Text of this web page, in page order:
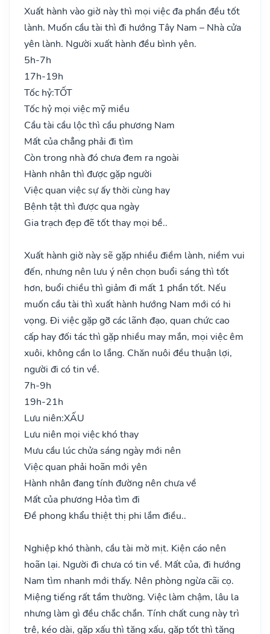
Xuất hành vào giờ này thì mọi việc đa phần đều tốt
lành. Muốn cầu tài thì đi hướng Tây Nam – Nhà cửa
yên lành. Người xuất hành đều bình yên.
5h-7h
17h-19h
Tốc hỷ:TỐT
Tốc hỷ mọi việc mỹ miều
Cầu tài cầu lộc thì cầu phương Nam
Mất của chẳng phải đi tìm
Còn trong nhà đó chưa đem ra ngoài
Hành nhân thì được gặp người
Việc quan việc sự ấy thời cùng hay
Bệnh tật thì được qua ngày
Gia trạch đẹp đẽ tốt thay mọi bề..
Xuất hành giờ này sẽ gặp nhiều điềm lành, niềm vui
đến, nhưng nên lưu ý nên chọn buổi sáng thì tốt
hơn, buổi chiều thì giảm đi mất 1 phần tốt. Nếu
muốn cầu tài thì xuất hành hướng Nam mới có hi
vọng. Đi việc gặp gỡ các lãnh đạo, quan chức cao
cấp hay đối tác thì gặp nhiều may mắn, mọi việc êm
xuôi, không cần lo lắng. Chăn nuôi đều thuận lợi,
người đi có tin về.
7h-9h
19h-21h
Lưu niên:XẤU
Lưu niên mọi việc khó thay
Mưu cầu lúc chửa sáng ngày mới nên
Việc quan phải hoãn mới yên
Hành nhân đang tính đường nên chưa về
Mất của phương Hỏa tìm đi
Đề phong khẩu thiệt thị phi lắm điều..
Nghiệp khó thành, cầu tài mờ mịt. Kiện cáo nên
hoãn lại. Người đi chưa có tin về. Mất của, đi hướng
Nam tìm nhanh mới thấy. Nên phòng ngừa cãi cọ.
Miệng tiếng rất tầm thường. Việc làm chậm, lâu la
nhưng làm gì đều chắc chắn. Tính chất cung này trì
trệ, kéo dài, gặp xấu thì tăng xấu, gặp tốt thì tăng